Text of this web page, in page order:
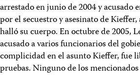
arrestado en junio de 2004 y acusado
por el secuestro y asesinato de
halló su cuerpo. En octubre de 2005,
acusado a varios funcionarios del
complicidad en el asunto Kieffer, fue
pruebas. Ninguno de los